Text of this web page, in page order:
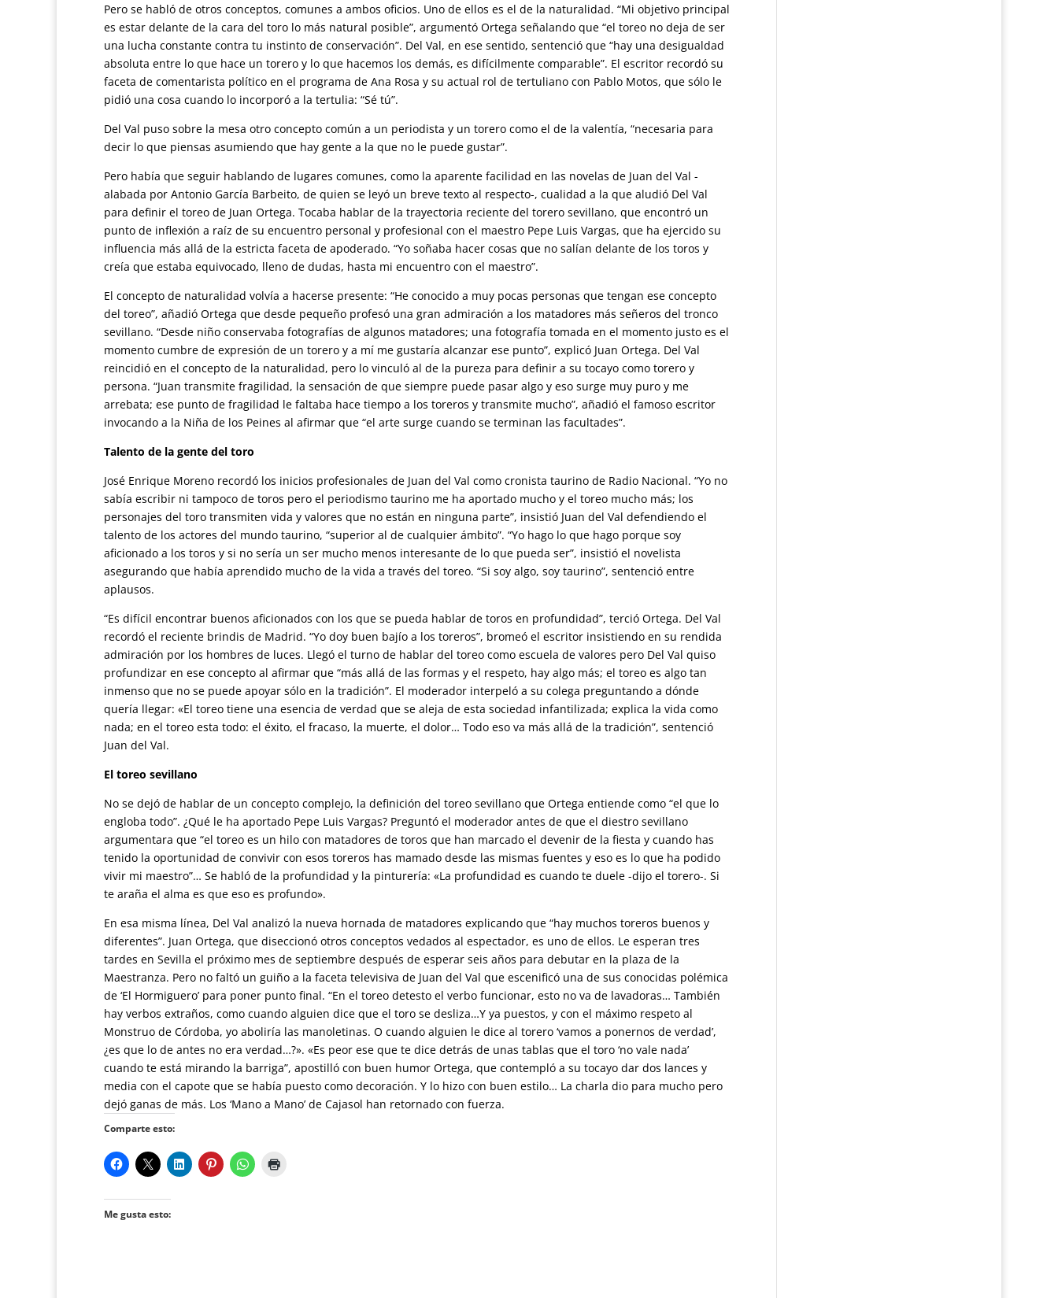
Pero se habló de otros conceptos, comunes a ambos oficios. Uno de ellos es el de la naturalidad. “Mi objetivo principal
es estar delante de la cara del toro lo más natural posible”, argumentó Ortega señalando que “el toreo no deja de ser
una lucha constante contra tu instinto de conservación”. Del Val, en ese sentido, sentenció que “hay una desigualdad
absoluta entre lo que hace un torero y lo que hacemos los demás, es difícilmente comparable”. El escritor recordó su
faceta de comentarista político en el programa de Ana Rosa y su actual rol de tertuliano con Pablo Motos, que sólo le
pidió una cosa cuando lo incorporó a la tertulia: “Sé tú”.
Del Val puso sobre la mesa otro concepto común a un periodista y un torero como el de la valentía, “necesaria para
decir lo que piensas asumiendo que hay gente a la que no le puede gustar”.
Pero había que seguir hablando de lugares comunes, como la aparente facilidad en las novelas de Juan del Val -
alabada por Antonio García Barbeito, de quien se leyó un breve texto al respecto-, cualidad a la que aludió Del Val
para definir el toreo de Juan Ortega. Tocaba hablar de la trayectoria reciente del torero sevillano, que encontró un
punto de inflexión a raíz de su encuentro personal y profesional con el maestro Pepe Luis Vargas, que ha ejercido su
influencia más allá de la estricta faceta de apoderado. “Yo soñaba hacer cosas que no salían delante de los toros y
creía que estaba equivocado, lleno de dudas, hasta mi encuentro con el maestro”.
El concepto de naturalidad volvía a hacerse presente: “He conocido a muy pocas personas que tengan ese concepto
del toreo”, añadió Ortega que desde pequeño profesó una gran admiración a los matadores más señeros del tronco
sevillano. “Desde niño conservaba fotografías de algunos matadores; una fotografía tomada en el momento justo es el
momento cumbre de expresión de un torero y a mí me gustaría alcanzar ese punto”, explicó Juan Ortega. Del Val
reincidió en el concepto de la naturalidad, pero lo vinculó al de la pureza para definir a su tocayo como torero y
persona. “Juan transmite fragilidad, la sensación de que siempre puede pasar algo y eso surge muy puro y me
arrebata; ese punto de fragilidad le faltaba hace tiempo a los toreros y transmite mucho”, añadió el famoso escritor
invocando a la Niña de los Peines al afirmar que “el arte surge cuando se terminan las facultades”.
Talento de la gente del toro
José Enrique Moreno recordó los inicios profesionales de Juan del Val como cronista taurino de Radio Nacional. “Yo no
sabía escribir ni tampoco de toros pero el periodismo taurino me ha aportado mucho y el toreo mucho más; los
personajes del toro transmiten vida y valores que no están en ninguna parte”, insistió Juan del Val defendiendo el
talento de los actores del mundo taurino, “superior al de cualquier ámbito”. “Yo hago lo que hago porque soy
aficionado a los toros y si no sería un ser mucho menos interesante de lo que pueda ser”, insistió el novelista
asegurando que había aprendido mucho de la vida a través del toreo. “Si soy algo, soy taurino”, sentenció entre
aplausos.
“Es difícil encontrar buenos aficionados con los que se pueda hablar de toros en profundidad”, terció Ortega. Del Val
recordó el reciente brindis de Madrid. “Yo doy buen bajío a los toreros”, bromeó el escritor insistiendo en su rendida
admiración por los hombres de luces. Llegó el turno de hablar del toreo como escuela de valores pero Del Val quiso
profundizar en ese concepto al afirmar que “más allá de las formas y el respeto, hay algo más; el toreo es algo tan
inmenso que no se puede apoyar sólo en la tradición”. El moderador interpeló a su colega preguntando a dónde
quería llegar: «El toreo tiene una esencia de verdad que se aleja de esta sociedad infantilizada; explica la vida como
nada; en el toreo esta todo: el éxito, el fracaso, la muerte, el dolor… Todo eso va más allá de la tradición”, sentenció
Juan del Val.
El toreo sevillano
No se dejó de hablar de un concepto complejo, la definición del toreo sevillano que Ortega entiende como “el que lo
engloba todo”. ¿Qué le ha aportado Pepe Luis Vargas? Preguntó el moderador antes de que el diestro sevillano
argumentara que “el toreo es un hilo con matadores de toros que han marcado el devenir de la fiesta y cuando has
tenido la oportunidad de convivir con esos toreros has mamado desde las mismas fuentes y eso es lo que ha podido
vivir mi maestro”… Se habló de la profundidad y la pinturería: «La profundidad es cuando te duele -dijo el torero-. Si
te araña el alma es que eso es profundo».
En esa misma línea, Del Val analizó la nueva hornada de matadores explicando que “hay muchos toreros buenos y
diferentes”. Juan Ortega, que diseccionó otros conceptos vedados al espectador, es uno de ellos. Le esperan tres
tardes en Sevilla el próximo mes de septiembre después de esperar seis años para debutar en la plaza de la
Maestranza. Pero no faltó un guiño a la faceta televisiva de Juan del Val que escenificó una de sus conocidas polémica
de ‘El Hormiguero’ para poner punto final. “En el toreo detesto el verbo funcionar, esto no va de lavadoras… También
hay verbos extraños, como cuando alguien dice que el toro se desliza…Y ya puestos, y con el máximo respeto al
Monstruo de Córdoba, yo aboliría las manoletinas. O cuando alguien le dice al torero ‘vamos a ponernos de verdad’,
¿es que lo de antes no era verdad…?». «Es peor ese que te dice detrás de unas tablas que el toro ‘no vale nada’
cuando te está mirando la barriga”, apostilló con buen humor Ortega, que contempló a su tocayo dar dos lances y
media con el capote que se había puesto como decoración. Y lo hizo con buen estilo… La charla dio para mucho pero
dejó ganas de más. Los ‘Mano a Mano’ de Cajasol han retornado con fuerza.
Comparte esto:
Me gusta esto: